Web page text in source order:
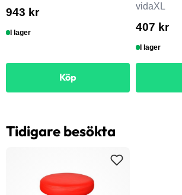
943 kr
I lager
Köp
vidaXL
407 kr
I lager
Tidigare besökta